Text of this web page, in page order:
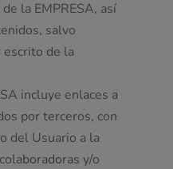
la EMPRESA, así
salvo
escrito de la
incluye enlaces a
por terceros, con
del Usuario a la
y/o